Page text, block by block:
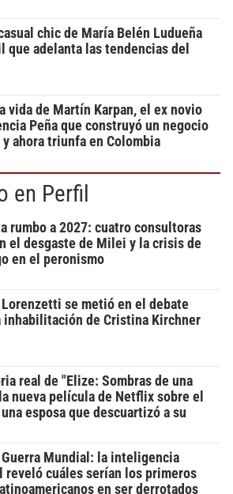
chic de María Belén Ludueña
que adelanta las tendencias del
vida de Martín Karpan, el ex novio
Peña que construyó un negocio
ahora triunfa en Colombia
en Perfil
rumbo a 2027: cuatro consultoras
el desgaste de Milei y la crisis de
en el peronismo
Lorenzetti se metió en el debate
inhabilitación de Cristina Kirchner
real de "Elize: Sombras de una
nueva película de Netflix sobre el
esposa que descuartizó a su
Mundial: la inteligencia
cuáles serían los primeros
en ser derrotados